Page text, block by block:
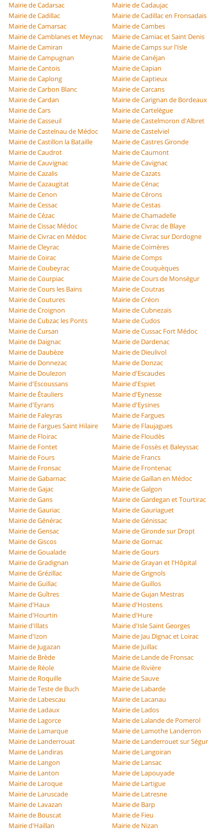
Mairie de Cadarsac
Mairie de Cadaujac
Mairie de Cadillac
Mairie de Cadillac en Fronsadais
Mairie de Camarsac
Mairie de Cambes
Mairie de Camblanes et Meynac
Mairie de Camiac et Saint Denis
Mairie de Camiran
Mairie de Camps sur l'Isle
Mairie de Campugnan
Mairie de Canéjan
Mairie de Cantois
Mairie de Capian
Mairie de Caplong
Mairie de Captieux
Mairie de Carbon Blanc
Mairie de Carcans
Mairie de Cardan
Mairie de Carignan de Bordeaux
Mairie de Cars
Mairie de Cartelègue
Mairie de Casseuil
Mairie de Castelmoron d'Albret
Mairie de Castelnau de Médoc
Mairie de Castelviel
Mairie de Castillon la Bataille
Mairie de Castres Gironde
Mairie de Caudrot
Mairie de Caumont
Mairie de Cauvignac
Mairie de Cavignac
Mairie de Cazalis
Mairie de Cazats
Mairie de Cazaugitat
Mairie de Cénac
Mairie de Cenon
Mairie de Cérons
Mairie de Cessac
Mairie de Cestas
Mairie de Cézac
Mairie de Chamadelle
Mairie de Cissac Médoc
Mairie de Civrac de Blaye
Mairie de Civrac en Médoc
Mairie de Civrac sur Dordogne
Mairie de Cleyrac
Mairie de Coimères
Mairie de Coirac
Mairie de Comps
Mairie de Coubeyrac
Mairie de Couquèques
Mairie de Courpiac
Mairie de Cours de Monségur
Mairie de Cours les Bains
Mairie de Coutras
Mairie de Coutures
Mairie de Créon
Mairie de Croignon
Mairie de Cubnezais
Mairie de Cubzac les Ponts
Mairie de Cudos
Mairie de Cursan
Mairie de Cussac Fort Médoc
Mairie de Daignac
Mairie de Dardenac
Mairie de Daubèze
Mairie de Dieulivol
Mairie de Donnezac
Mairie de Donzac
Mairie de Doulezon
Mairie d'Escaudes
Mairie d'Escoussans
Mairie d'Espiet
Mairie de Étauliers
Mairie d'Eynesse
Mairie d'Eyrans
Mairie d'Eysines
Mairie de Faleyras
Mairie de Fargues
Mairie de Fargues Saint Hilaire
Mairie de Flaujagues
Mairie de Floirac
Mairie de Floudès
Mairie de Fontet
Mairie de Fossès et Baleyssac
Mairie de Fours
Mairie de Francs
Mairie de Fronsac
Mairie de Frontenac
Mairie de Gabarnac
Mairie de Gaillan en Médoc
Mairie de Gajac
Mairie de Galgon
Mairie de Gans
Mairie de Gardegan et Tourtirac
Mairie de Gauriac
Mairie de Gauriaguet
Mairie de Générac
Mairie de Génissac
Mairie de Gensac
Mairie de Gironde sur Dropt
Mairie de Giscos
Mairie de Gornac
Mairie de Goualade
Mairie de Gours
Mairie de Gradignan
Mairie de Grayan et l'Hôpital
Mairie de Grézillac
Mairie de Grignols
Mairie de Guillac
Mairie de Guillos
Mairie de Guîtres
Mairie de Gujan Mestras
Mairie d'Haux
Mairie d'Hostens
Mairie d'Hourtin
Mairie d'Hure
Mairie d'Illats
Mairie d'Isle Saint Georges
Mairie d'Izon
Mairie de Jau Dignac et Loirac
Mairie de Jugazan
Mairie de Juillac
Mairie de Brède
Mairie de Lande de Fronsac
Mairie de Réole
Mairie de Rivière
Mairie de Roquille
Mairie de Sauve
Mairie de Teste de Buch
Mairie de Labarde
Mairie de Labescau
Mairie de Lacanau
Mairie de Ladaux
Mairie de Lados
Mairie de Lagorce
Mairie de Lalande de Pomerol
Mairie de Lamarque
Mairie de Lamothe Landerron
Mairie de Landerrouat
Mairie de Landerrouet sur Ségur
Mairie de Landiras
Mairie de Langoiran
Mairie de Langon
Mairie de Lansac
Mairie de Lanton
Mairie de Lapouyade
Mairie de Laroque
Mairie de Lartigue
Mairie de Laruscade
Mairie de Latresne
Mairie de Lavazan
Mairie de Barp
Mairie de Bouscat
Mairie de Fieu
Mairie d'Haillan
Mairie de Nizan